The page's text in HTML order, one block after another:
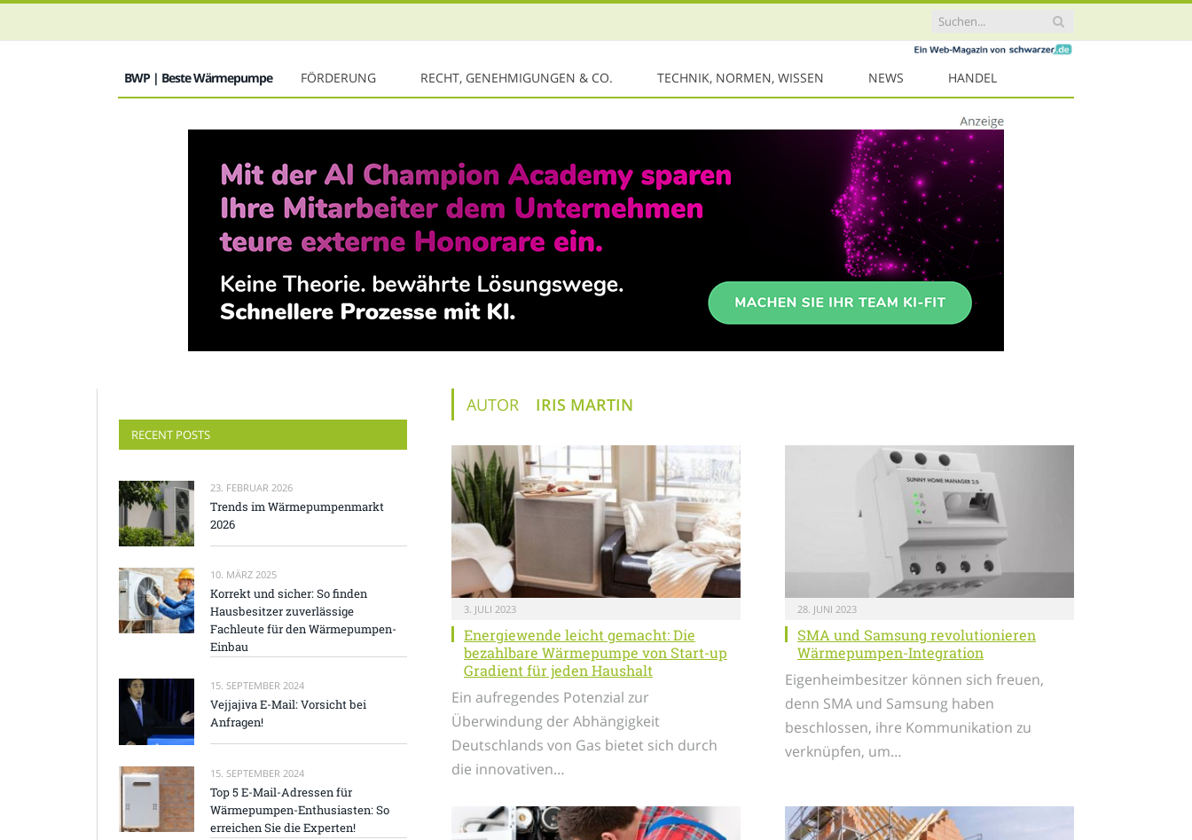
BWP | Beste Wärmepumpe FÖRDERUNG RECHT, GENEHMIGUNGEN & CO. TECHNIK, NORMEN, WISSEN NEWS HANDEL
AUTOR IRIS MARTIN
3. JULI 2023
Energiewende leicht gemacht: Die
bezahlbare Wärmepumpe von Start-up
Gradient für jeden Haushalt
Ein aufregendes Potenzial zur
Überwindung der Abhängigkeit
Deutschlands von Gas bietet sich durch
die innovativen…
28. JUNI 2023
SMA und Samsung revolutionieren
Wärmepumpen-Integration
Eigenheimbesitzer können sich freuen,
denn SMA und Samsung haben
beschlossen, ihre Kommunikation zu
verknüpfen, um…
RECENT POSTS
23. FEBRUAR 2026
Trends im Wärmepumpenmarkt
2026
10. MÄRZ 2025
Korrekt und sicher: So finden
Hausbesitzer zuverlässige
Fachleute für den Wärmepumpen-
Einbau
15. SEPTEMBER 2024
Vejjajiva E-Mail: Vorsicht bei
Anfragen!
15. SEPTEMBER 2024
Top 5 E-Mail-Adressen für
Wärmepumpen-Enthusiasten: So
erreichen Sie die Experten!